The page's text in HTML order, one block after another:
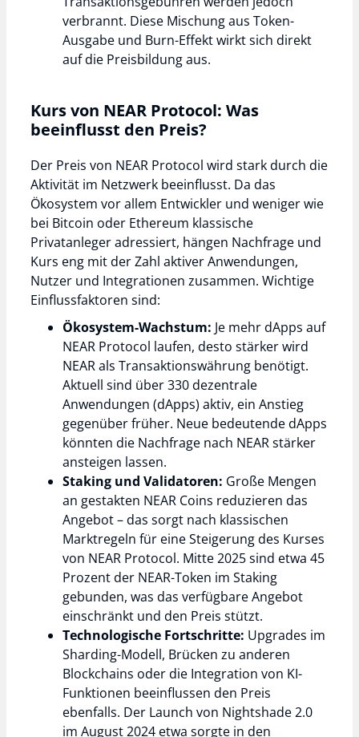
verbrannt. Diese Mischung aus Token-
Ausgabe und Burn-Effekt wirkt sich direkt
auf die Preisbildung aus.
Kurs von NEAR Protocol: Was
beeinflusst den Preis?
Der Preis von NEAR Protocol wird stark durch die
Aktivität im Netzwerk beeinflusst. Da das
Ökosystem vor allem Entwickler und weniger wie
bei Bitcoin oder Ethereum klassische
Privatanleger adressiert, hängen Nachfrage und
Kurs eng mit der Zahl aktiver Anwendungen,
Nutzer und Integrationen zusammen. Wichtige
Einflussfaktoren sind:
Ökosystem-Wachstum: Je mehr dApps auf
NEAR Protocol laufen, desto stärker wird
NEAR als Transaktionswährung benötigt.
Aktuell sind über 330 dezentrale
Anwendungen (dApps) aktiv, ein Anstieg
gegenüber früher. Neue bedeutende dApps
könnten die Nachfrage nach NEAR stärker
ansteigen lassen.
Staking und Validatoren: Große Mengen
an gestakten NEAR Coins reduzieren das
Angebot – das sorgt nach klassischen
Marktregeln für eine Steigerung des Kurses
von NEAR Protocol. Mitte 2025 sind etwa 45
Prozent der NEAR-Token im Staking
gebunden, was das verfügbare Angebot
einschränkt und den Preis stützt.
Technologische Fortschritte: Upgrades im
Sharding-Modell, Brücken zu anderen
Blockchains oder die Integration von KI-
Funktionen beeinflussen den Preis
ebenfalls. Der Launch von Nightshade 2.0
im August 2024 etwa sorgte in den